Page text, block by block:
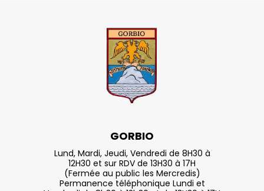
GORBIO
Lund, Mardi, Jeudi, Vendredi de 8H30 à
12H30 et sur RDV de 13H30 à 17H
(Fermée au public les Mercredis)
Permanence téléphonique Lundi et